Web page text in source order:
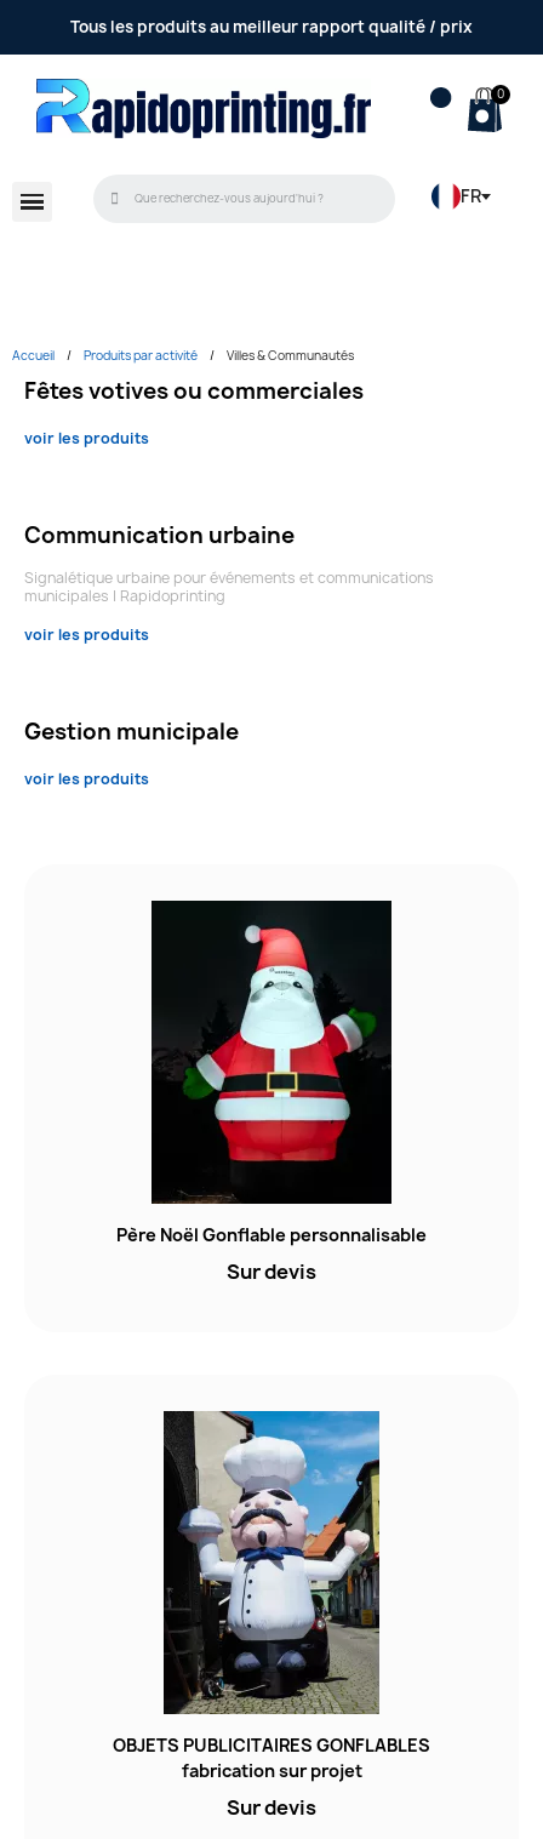
Tous les produits au meilleur rapport qualité / prix
Accompagnement et conseil réalisé par une équipe
humaine
FR
Accueil Produits par activité Villes & Communautés
Fêtes votives ou commerciales
voir les produits
Communication urbaine
Signalétique urbaine pour événements et communications
municipales | Rapidoprinting
voir les produits
Gestion municipale
voir les produits
Père Noël Gonflable personnalisable
Sur devis
OBJETS PUBLICITAIRES GONFLABLES
fabrication sur projet
Sur devis